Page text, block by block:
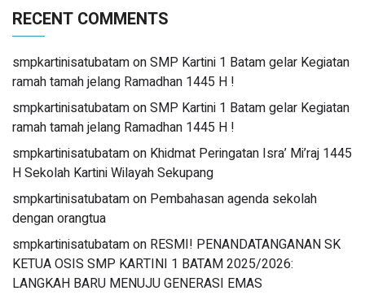
RECENT COMMENTS
smpkartinisatubatamonSMP Kartini 1 Batam gelar Kegiatan
ramah tamah jelang Ramadhan 1445 H !
smpkartinisatubatamonSMP Kartini 1 Batam gelar Kegiatan
ramah tamah jelang Ramadhan 1445 H !
smpkartinisatubatamon Khidmat Peringatan Isra’ Mi’raj 1445
H Sekolah Kartini Wilayah Sekupang
smpkartinisatubatamon Pembahasan agenda sekolah
dengan orangtua
smpkartinisatubatamon RESMI! PENANDATANGANAN SK
KETUA OSIS SMP KARTINI 1 BATAM 2025/2026:
LANGKAH BARU MENUJU GENERASI EMAS